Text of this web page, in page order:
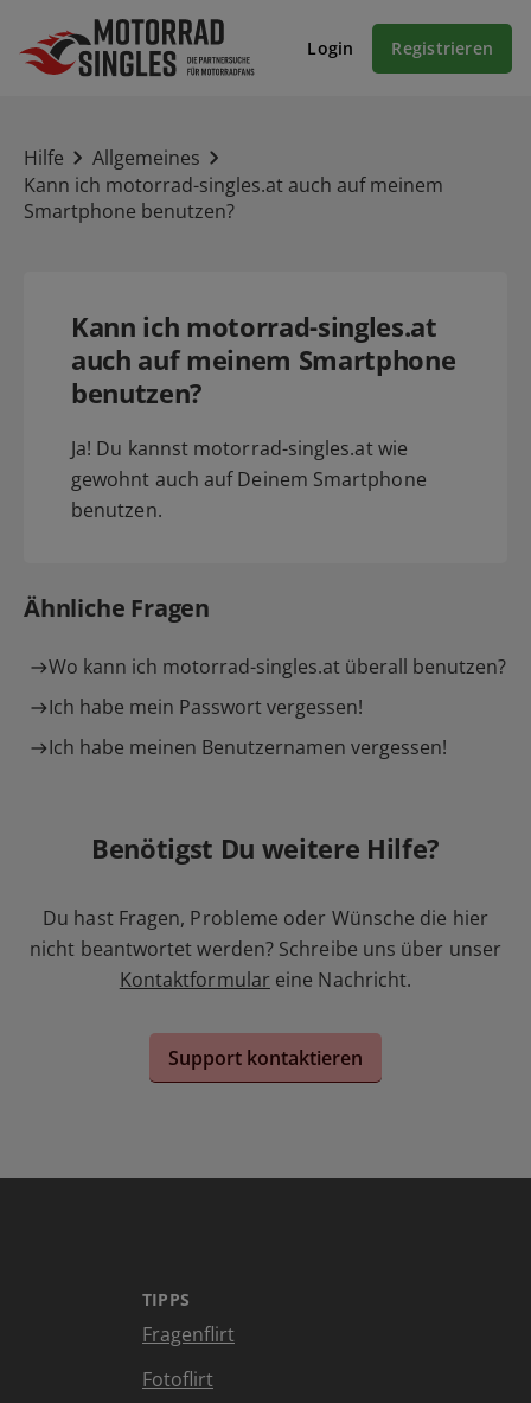
Login Registrieren
Hilfe
Allgemeines
Kann ich motorrad-singles.at auch auf meinem
Smartphone benutzen?
Kann ich motorrad-singles.at
auch auf meinem Smartphone
benutzen?
Ja! Du kannst motorrad-singles.at wie
gewohnt auch auf Deinem Smartphone
benutzen.
Ähnliche Fragen
Wo kann ich motorrad-singles.at überall benutzen?
Ich habe mein Passwort vergessen!
Ich habe meinen Benutzernamen vergessen!
Benötigst Du weitere Hilfe?
Du hast Fragen, Probleme oder Wünsche die hier
nicht beantwortet werden? Schreibe uns über unser
Kontaktformular eine Nachricht.
Support kontaktieren
TIPPS
Fragenflirt
Fotoflirt